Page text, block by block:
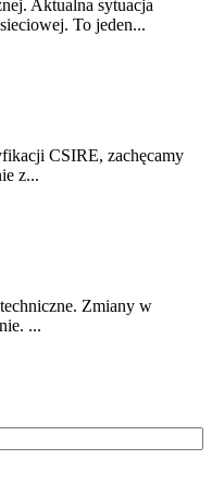
Aktualna sytuacja
To jeden...
CSIRE, zachęcamy
z...
Zmiany w
...